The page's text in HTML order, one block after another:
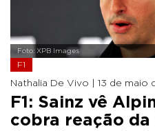
Foto: XPB Images
F1
Nathalia De Vivo | 13 de maio
F1: Sainz vê
cobra reação da